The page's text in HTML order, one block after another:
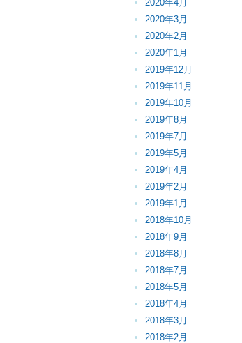
2020年4月
2020年3月
2020年2月
2020年1月
2019年12月
2019年11月
2019年10月
2019年8月
2019年7月
2019年5月
2019年4月
2019年2月
2019年1月
2018年10月
2018年9月
2018年8月
2018年7月
2018年5月
2018年4月
2018年3月
2018年2月